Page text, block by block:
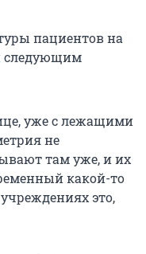
пациентов на
следующим
уже с лежащими
не
там уже, и их
какой-то
это,